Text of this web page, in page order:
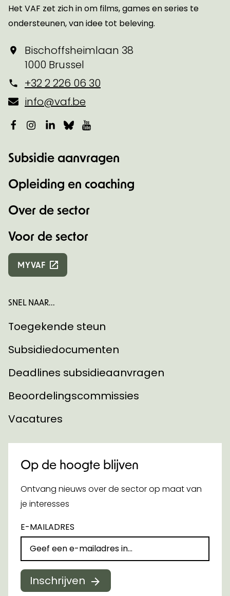
Het VAF zet zich in om films, games en series te
ondersteunen, van idee tot beleving.
Bischoffsheimlaan 38
1000 Brussel
+32 2 226 06 30
info@vaf.be
Facebook
Instagram
LinkedIn
Bluesky
Subsidie aanvragen
Opleiding en coaching
Over de sector
Voor de sector
MYVAF
SNEL NAAR...
Toegekende steun
Subsidiedocumenten
Deadlines subsidieaanvragen
Beoordelingscommissies
Vacatures
Op de hoogte blijven
Ontvang nieuws over de sector op maat van
je interesses
E-MAILADRES
Inschrijven